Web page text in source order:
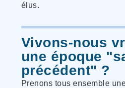
élus.
Vivons-nous
une époque
précédent" ?
Prenons tous ensemble